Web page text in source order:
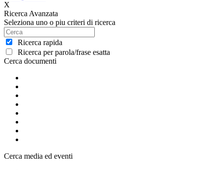
X
Ricerca Avanzata
Seleziona uno o piu criteri di ricerca
Ricerca rapida
Ricerca per parola/frase esatta
Cerca documenti
Cerca media ed eventi